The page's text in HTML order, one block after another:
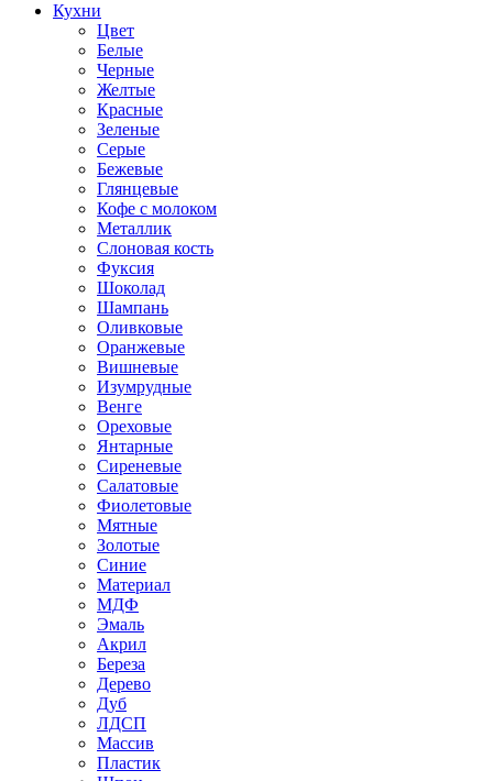
Кухни
Цвет
Белые
Черные
Желтые
Красные
Зеленые
Серые
Бежевые
Глянцевые
Кофе с молоком
Металлик
Слоновая кость
Фуксия
Шоколад
Шампань
Оливковые
Оранжевые
Вишневые
Изумрудные
Венге
Ореховые
Янтарные
Сиреневые
Салатовые
Фиолетовые
Мятные
Золотые
Синие
Материал
МДФ
Эмаль
Акрил
Береза
Дерево
Дуб
ЛДСП
Массив
Пластик